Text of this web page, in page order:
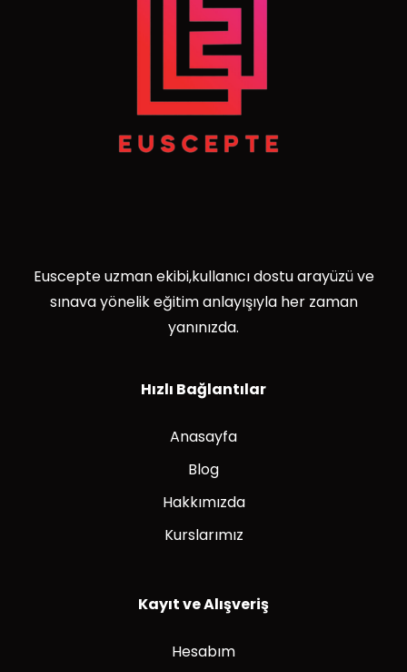
Euscepte uzman ekibi,kullanıcı dostu arayüzü ve
sınava yönelik eğitim anlayışıyla her zaman
yanınızda.
Hızlı Bağlantılar
Anasayfa
Blog
Hakkımızda
Kurslarımız
Kayıt ve Alışveriş
Hesabım